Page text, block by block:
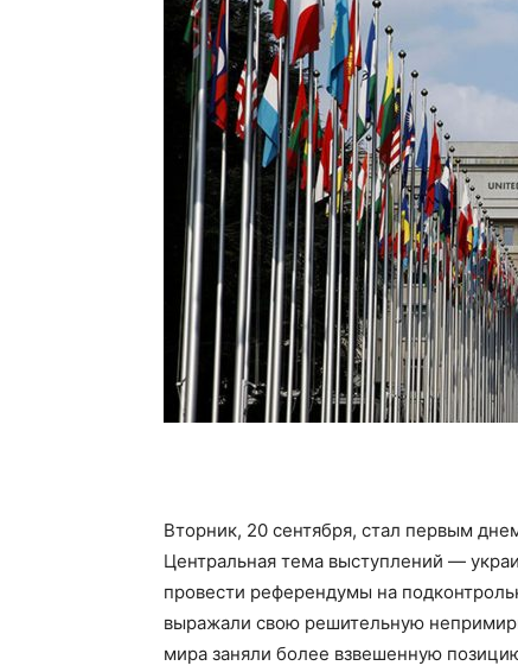
Вторник, 20 сентября, стал первым
Центральная тема выступлений —
провести референдумы на
выражали свою решительную
мира заняли более взвешенную